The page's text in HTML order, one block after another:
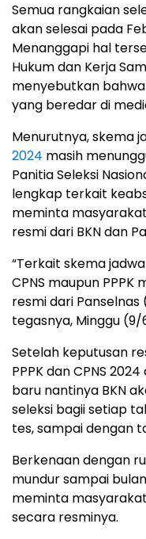
Semua rangkaian
akan selesai pada
Menanggapi hal
Hukum dan Kerja
menyebutkan bahwa
yang beredar di
Menurutnya, skema
2024 masih
Panitia Seleksi
lengkap terkait
meminta
resmi dari BKN dan
“Terkait skema
CPNS maupun
resmi dari Panselnas
tegasnya, Minggu
Setelah keputusan
PPPK dan CPNS
baru nantinya BKN
seleksi bagii setiap
tes, sampai dengan
Berkenaan dengan
mundur sampai
meminta
secara resminya.